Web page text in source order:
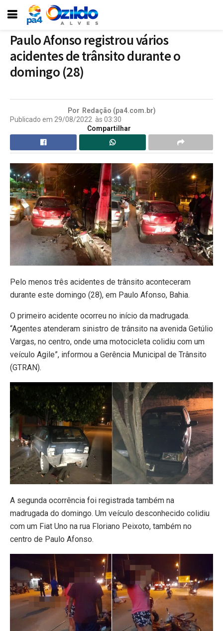
Paulo Afonso registrou vários
acidentes de trânsito durante o
domingo (28)
Por Redação (pa4.com.br)
Publicado em 29/08/2022 às 03:30
Compartilhar
Pelo menos três acidentes de trânsito aconteceram
durante este domingo (28), em Paulo Afonso, Bahia.
O primeiro acidente ocorreu no início da madrugada.
“Agentes atenderam sinistro de trânsito na avenida Getúlio
Vargas, no centro, onde uma motocicleta colidiu com um
veículo Agile”, informou a Gerência Municipal de Trânsito
(GTRAN).
A segunda ocorrência foi registrada também na
madrugada do domingo. Um veículo desconhecido colidiu
com um Fiat Uno na rua Floriano Peixoto, também no
centro de Paulo Afonso.